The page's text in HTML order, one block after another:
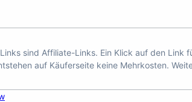
sind Affiliate-Links. Ein Klick auf den
auf Käuferseite keine Mehrkosten.